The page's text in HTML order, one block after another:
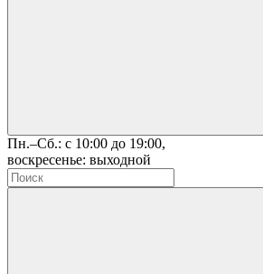
Пн.–Сб.: с 10:00 до 19:00,
воскресенье: выходной